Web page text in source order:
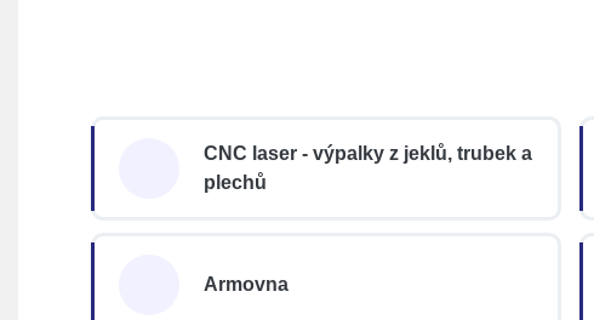
CNC laser - výpalky z jeklů, trubek a
plechů
Armovna